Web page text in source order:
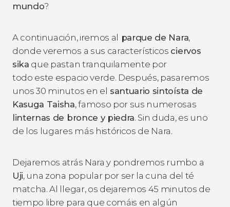
mundo?
A continuación, iremos al parque de Nara,
donde veremos a sus característicos ciervos
sika que pastan tranquilamente por
todo este espacio verde. Después, pasaremos
unos 30 minutos en el santuario sintoísta de
Kasuga Taisha, famoso por sus numerosas
linternas de bronce y piedra. Sin duda, es uno
de los lugares más históricos de Nara.
Dejaremos atrás Nara y pondremos rumbo a
Uji, una zona popular por ser la cuna del té
matcha. Al llegar, os dejaremos 45 minutos de
tiempo libre para que comáis en algún